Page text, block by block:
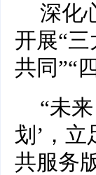
深化
开展“
共同”“
“未
划’，
共服务